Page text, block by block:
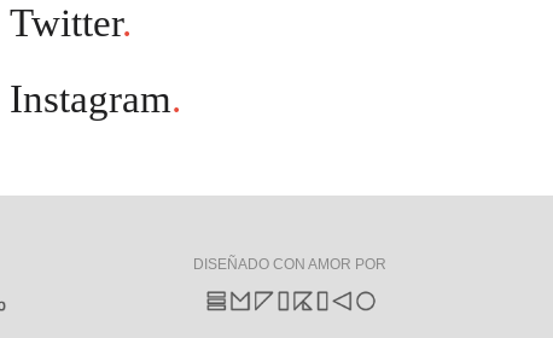
Twitter.
Instagram.
DISEÑADO CON AMOR POR